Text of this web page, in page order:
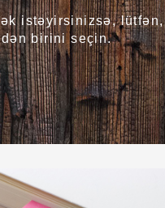
istəyirsinizsə, lütfən,
birini seçin.